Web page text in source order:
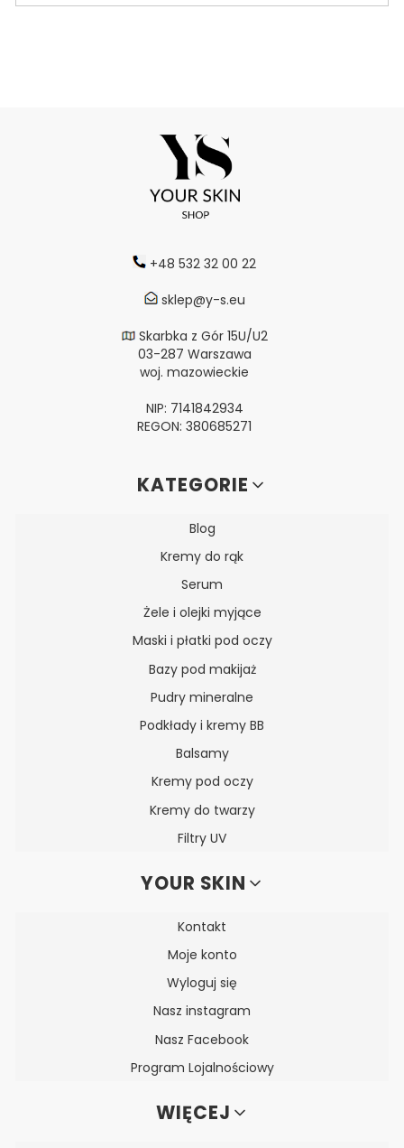
+48 532 32 00 22
sklep@y-s.eu
Skarbka z Gór 15U/U2
03-287 Warszawa
woj. mazowieckie
NIP: 7141842934
REGON: 380685271
Linki w stopceKATEGORIE
Blog
Kremy do rąk
Serum
Żele i olejki myjące
Maski i płatki pod oczy
Bazy pod makijaż
Pudry mineralne
Podkłady i kremy BB
Balsamy
Kremy pod oczy
Kremy do twarzy
Filtry UV
YOUR SKIN
Kontakt
Moje konto
Wyloguj się
Nasz instagram
Nasz Facebook
Program Lojalnościowy
WIĘCEJ